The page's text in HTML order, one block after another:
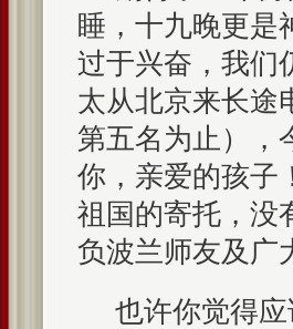
睡，十九晚更是
过于兴奋，我们
太从北京来长途
第五名为止），
你，亲爱的孩子
祖国的寄托，没
负波兰师友及广
也许你觉得